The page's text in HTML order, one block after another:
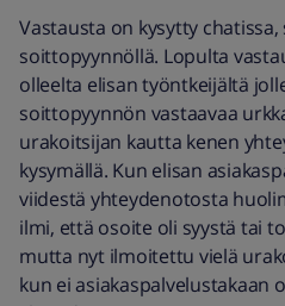
Vastausta on kysytty
soittopyynnöllä. Lopulta
olleelta elisan työntkeijältä
soittopyynnön vastaavaa
urakoitsijan kautta kenen
kysymällä. Kun elisan
viidestä yhteydenotosta
ilmi, että osoite oli syystä tai
mutta nyt ilmoitettu vielä
kun ei asiakaspalvelustakaan